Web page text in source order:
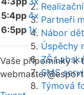
Partneři
Nábor
Úspěchy
ZŠ
SMS
Týmová
5:4pp4x
6:5pp1x
Vaše připomínky k
webmaster